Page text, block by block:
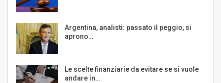
Argentina, analisti: passato il peggio, si
aprono…
Le scelte finanziarie da evitare se si vuole
andare in…